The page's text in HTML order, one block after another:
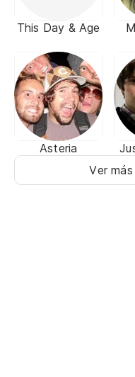
This Day & Age
Asteria
Ver